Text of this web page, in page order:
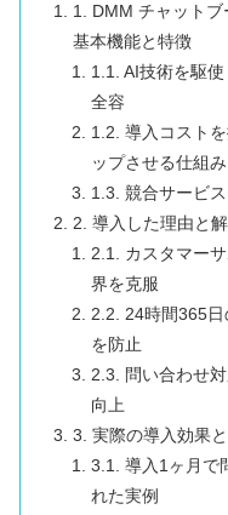
1. DMM チャット
基本機能と特徴
1.1. AI技術を駆
全容
1.2. 導入コスト
ップさせる仕組み
1.3. 競合サービ
2. 導入した理由と
2.1. カスタマー
界を克服
2.2. 24時間365
を防止
2.3. 問い合わせ
向上
3. 実際の導入効果
3.1. 導入1ヶ月で
れた実例